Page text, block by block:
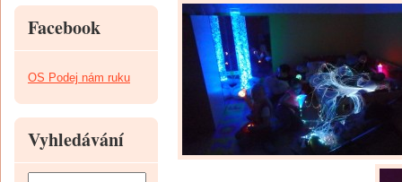
Facebook
OS Podej nám ruku
Vyhledávání